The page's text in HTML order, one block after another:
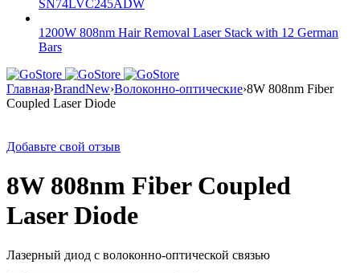
SN74LVC245ADW
1200W 808nm Hair Removal Laser Stack with 12 German
Bars
Главная›BrandNew›Волоконно-оптические›8W 808nm Fiber
Coupled Laser Diode
Добавьте свой отзыв
8W 808nm Fiber Coupled
Laser Diode
Лазерный диод с волоконно-оптической связью